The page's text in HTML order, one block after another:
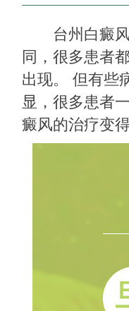
台州白癜
同，很多患者
出现。 但有些
显，很多患者
癜风的治疗变